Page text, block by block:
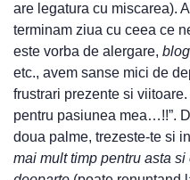
are legatura cu miscarea).
terminam ziua cu ceea ce
este vorba de alergare,
etc., avem sanse mici de
frustrari prezente si
pentru pasiunea mea…!!”.
doua palme, trezeste-te si
mai mult timp pentru asta